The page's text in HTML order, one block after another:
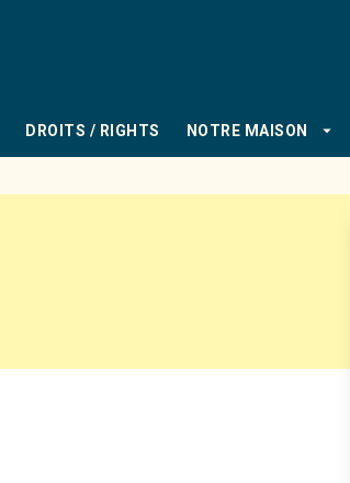
DROITS / RIGHTS NOTRE MAISON arrow_drop_down